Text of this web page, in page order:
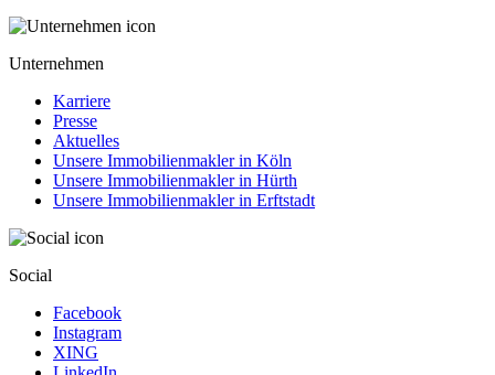
Unternehmen
Karriere
Presse
Aktuelles
Unsere Immobilienmakler in Köln
Unsere Immobilienmakler in Hürth
Unsere Immobilienmakler in Erftstadt
Social
Facebook
Instagram
XING